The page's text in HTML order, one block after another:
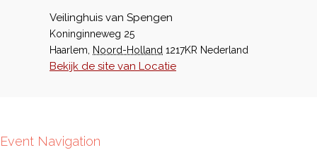
Veilinghuis van Spengen
Koninginneweg 25
Haarlem
Noord-Holland 1217KR Nederland
Bekijk de site van Locatie
Event Navigation